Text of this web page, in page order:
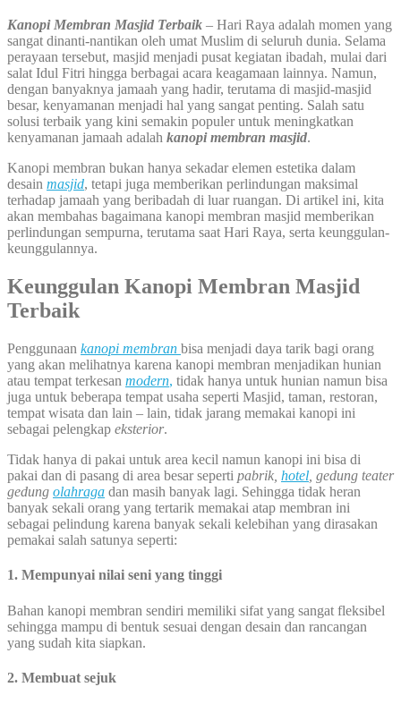
Kanopi Membran Masjid Terbaik – Hari Raya adalah momen yang
sangat dinanti-nantikan oleh umat Muslim di seluruh dunia. Selama
perayaan tersebut, masjid menjadi pusat kegiatan ibadah, mulai dari
salat Idul Fitri hingga berbagai acara keagamaan lainnya. Namun,
dengan banyaknya jamaah yang hadir, terutama di masjid-masjid
besar, kenyamanan menjadi hal yang sangat penting. Salah satu
solusi terbaik yang kini semakin populer untuk meningkatkan
kenyamanan jamaah adalah kanopi membran masjid.
Kanopi membran bukan hanya sekadar elemen estetika dalam
desain masjid, tetapi juga memberikan perlindungan maksimal
terhadap jamaah yang beribadah di luar ruangan. Di artikel ini, kita
akan membahas bagaimana kanopi membran masjid memberikan
perlindungan sempurna, terutama saat Hari Raya, serta keunggulan-
keunggulannya.
Keunggulan Kanopi Membran Masjid
Terbaik
Penggunaan kanopi membran bisa menjadi daya tarik bagi orang
yang akan melihatnya karena kanopi membran menjadikan hunian
atau tempat terkesan modern, tidak hanya untuk hunian namun bisa
juga untuk beberapa tempat usaha seperti Masjid, taman, restoran,
tempat wisata dan lain – lain, tidak jarang memakai kanopi ini
sebagai pelengkap eksterior.
Tidak hanya di pakai untuk area kecil namun kanopi ini bisa di
pakai dan di pasang di area besar seperti pabrik, hotel , gedung teater
gedung olahraga dan masih banyak lagi. Sehingga tidak heran
banyak sekali orang yang tertarik memakai atap membran ini
sebagai pelindung karena banyak sekali kelebihan yang dirasakan
pemakai salah satunya seperti:
1. Mempunyai nilai seni yang tinggi
Bahan kanopi membran sendiri memiliki sifat yang sangat fleksibel
sehingga mampu di bentuk sesuai dengan desain dan rancangan
yang sudah kita siapkan.
2. Membuat sejuk